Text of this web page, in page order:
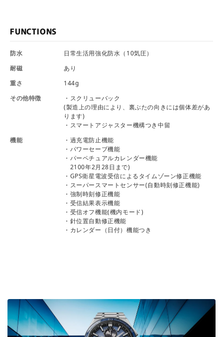
FUNCTIONS
防水
日常生活用強化防水（10気圧）
耐磁
あり
重さ
144g
その他特徴
・スクリューバック
(製造上の理由により、裏ぶたの向きには個体差があ
ります)
・スマートアジャスター機構つき中留
機能
・過充電防止機能
・パワーセーブ機能
・パーペチュアルカレンダー機能
2100年2月28日まで)
・GPS衛星電波受信によるタイムゾーン修正機能
・スーパースマートセンサー(自動時刻修正機能)
・強制時刻修正機能
・受信結果表示機能
・受信オフ機能(機内モード)
・針位置自動修正機能
・カレンダー（日付）機能つき